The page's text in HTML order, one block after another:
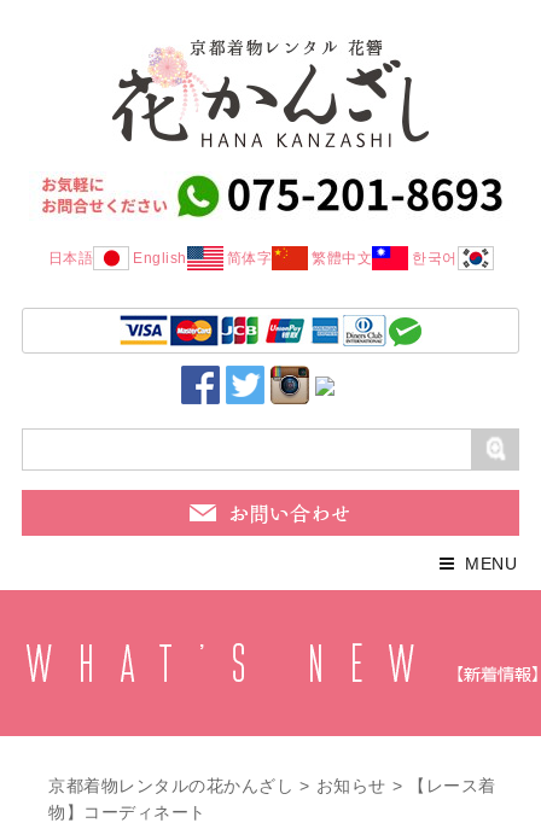
日本語 English 简体字 繁體中文 한국어
MENU
京都着物レンタルの花かんざし > お知らせ >
【レース着
物】コーディネート